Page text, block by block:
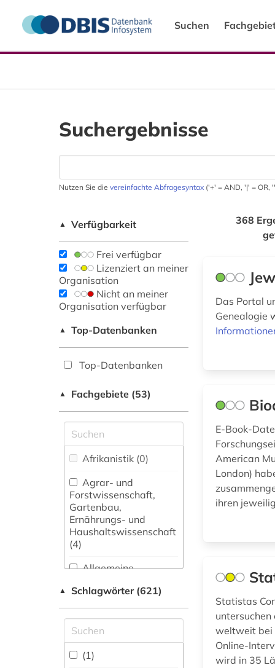
Suchen
Suchergebnisse
Nutzen Sie die vereinfachte Abfragesyntax ('+' = AND, '|' = OR,
▲ Verfügbarkeit
Frei verfügbar
Lizenziert an meiner
Organisation
Nicht an meiner
Organisation verfügbar
▲ Top-Datenbanken
Top-Datenbanken
▲ Fachgebiete (53)
Afrikanistik (0)
Agrar- und
Forstwissenschaft,
Gartenbau,
Ernährungs- und
Haushaltswissenschaft
(4)
Allgemeine
fachübergreifende
Datenbanken (89)
Allgemeine und
▲ Schlagwörter (621)
(1)
368
Das Portal
Genealogie
E-Book-
American
London)
ihren
Statistas
weltweit bei
Online-
wird in 35